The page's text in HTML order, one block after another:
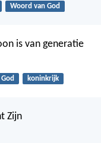
Woord van God
is van generatie
God koninkrijk
Zijn